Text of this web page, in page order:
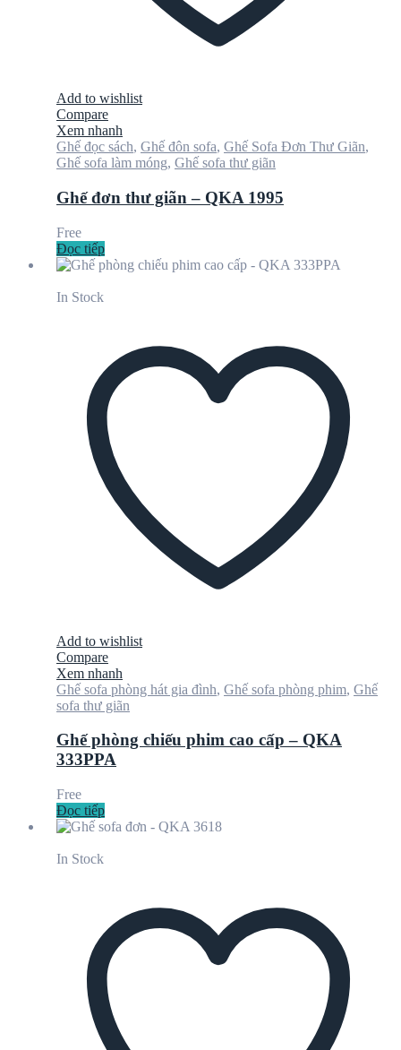
Add to wishlist
Compare
Xem nhanh
Ghế đọc sách, Ghế đôn sofa, Ghế Sofa Đơn Thư Giãn,
Ghế sofa làm móng, Ghế sofa thư giãn
Ghế đơn thư giãn – QKA 1995
Free
Đọc tiếp
In Stock
Add to wishlist
Compare
Xem nhanh
Ghế sofa phòng hát gia đình, Ghế sofa phòng phim, Ghế
sofa thư giãn
Ghế phòng chiếu phim cao cấp – QKA
333PPA
Free
Đọc tiếp
In Stock